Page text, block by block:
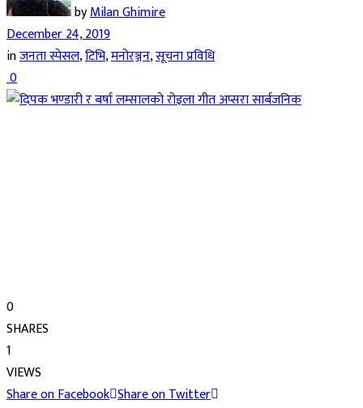
byMilan Ghimire
December 24, 2019
inजनता स्पेसल,टिभि,मनोरञ्जन,सूचना प्रविधि
0
0
SHARES
1
VIEWS
Share on Facebook Share on Twitter